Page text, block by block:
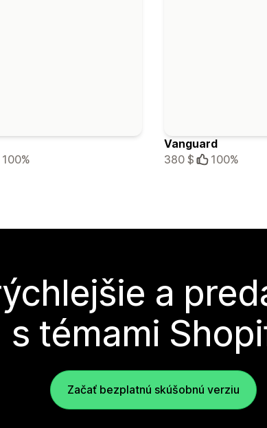
100%
Vanguard
380 $
100%
a
s témami
Začať bezplatnú skúšobnú verziu